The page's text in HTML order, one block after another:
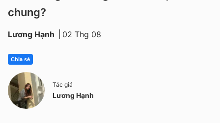
chung?
Lương Hạnh 02 Thg 08
Chia sẻ
Tác giả
Lương Hạnh